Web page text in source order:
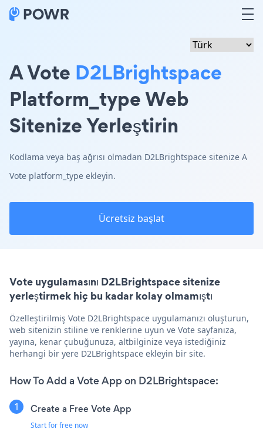
A Vote D2LBrightspace
Platform_type Web
Sitenize Yerleştirin
Kodlama veya baş ağrısı olmadan D2LBrightspace sitenize A
Vote platform_type ekleyin.
Ücretsiz başlat
Vote uygulamasını D2LBrightspace sitenize
yerleştirmek hiç bu kadar kolay olmamıştı
Özelleştirilmiş Vote D2LBrightspace uygulamanızı oluşturun,
web sitenizin stiline ve renklerine uyun ve Vote sayfanıza,
yayına, kenar çubuğunuza, altbilginize veya istediğiniz
herhangi bir yere D2LBrightspace ekleyin bir site.
How To Add a Vote App on D2LBrightspace:
Create a Free Vote App
Start for free now